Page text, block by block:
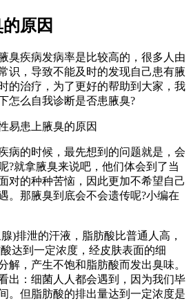
原因
臭疾病发病率是比较高的，很多人由
识，导致不能及时的发现自己患有腋
的治疗，为了更好的帮助到大家，我
怎么自我诊断是否患腋臭?
病的时候，最先想到的问题就是，会
?就拿腋臭来说吧，他们体会到了当
对的种种苦恼，因此更加不希望自己
。那腋臭到底会不会遗传呢?小编在
)排泄的汗液，脂肪酸比普通人高，
达到一定浓度，经皮肤表面的细
解，产生不饱和脂肪酸而发出臭味。
出：细菌人人都会遇到，因为我们毕
。但脂肪酸的排出量达到一定浓度是